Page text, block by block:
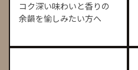
コク深い味わいと香りの
余韻を愉しみたい方へ